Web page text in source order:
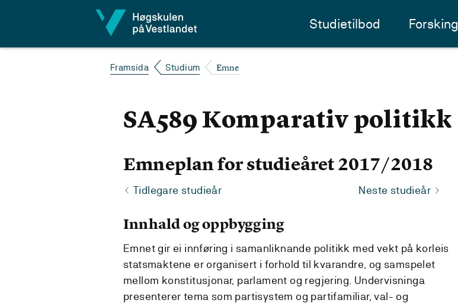
Studietilbod Forsking
Framsida Studium Emne
SA589 Komparativ politikk
Emneplan for studieåret 2017/2018
Tidlegare studieår Neste studieår
Innhald og oppbygging
Emnet gir ei innføring i samanliknande politikk med vekt på korleis
statsmaktene er organisert i forhold til kvarandre, og samspelet
mellom konstitusjonar, parlament og regjering. Undervisninga
presenterer tema som partisystem og partifamiliar, val- og